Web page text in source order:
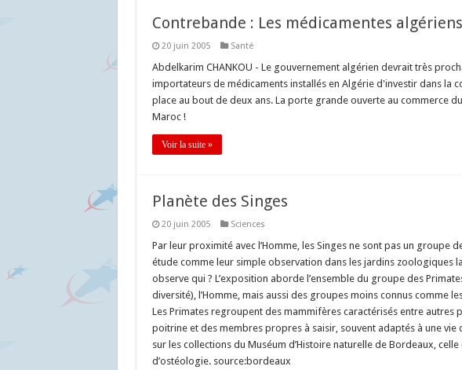
Contrebande : Les médicamentes
20 juin 2005 Santé
Abdelkarim CHANKOU - Le gouvernement algérien devrait très
importateurs de médicaments installés en Algérie d'investir dans la
place au bout de deux ans. La porte grande ouverte au commerce
Maroc !
Voir la suite »
Planète des Singes
20 juin 2005 Sciences
Par leur proximité avec l’Homme, les Singes ne sont pas un groupe
étude comme leur simple observation dans les jardins zoologiques
observe qui ? L’exposition aborde l’ensemble du groupe des
diversité), l’Homme, mais aussi des groupes moins connus comme
Les Primates regroupent des mammifères caractérisés entre autres
poitrine et des membres propres à saisir, souvent adaptés à une vie
sur les collections du Muséum d’Histoire naturelle de Bordeaux,
d’ostéologie. source:bordeaux